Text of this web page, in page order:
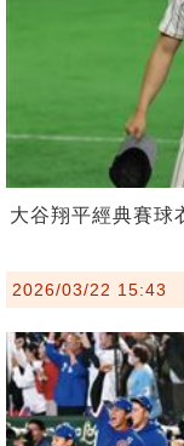
大谷翔平經典賽
2026/03/22 15:43